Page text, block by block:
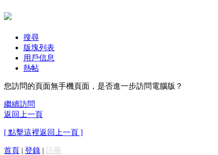
搜尋
版塊列表
用戶信息
熱帖
您訪問的頁面無手機頁面，是否進一步訪問電腦版？
繼續訪問
返回上一頁
[ 點擊這裡返回上一頁 ]
首頁 | 登錄 | 註冊